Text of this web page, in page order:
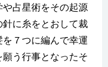
占星術をその起源
に糸をとおして裁
７つに編んで幸運
う行事となったそ